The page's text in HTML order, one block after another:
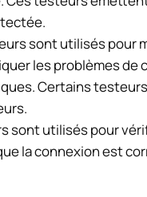
sont utilisés pour
les problèmes
Certains
sont utilisés pour
la connexion est